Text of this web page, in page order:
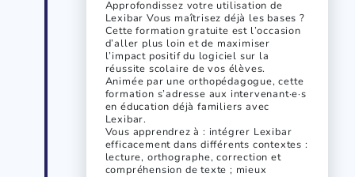
Approfondissez votre utilisation de
Lexibar Vous maîtrisez déjà les bases ?
Cette formation gratuite est l’occasion
d’aller plus loin et de maximiser
l’impact positif du logiciel sur la
réussite scolaire de vos élèves.
Animée par une orthopédagogue, cette
formation s’adresse aux intervenant·e·s
en éducation déjà familiers avec
Lexibar.
Vous apprendrez à : intégrer Lexibar
efficacement dans différents contextes :
lecture, orthographe, correction et
compréhension de texte ; mieux